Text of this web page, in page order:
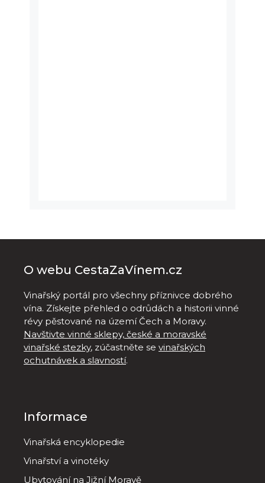
O webu CestaZaVínem.cz
Vinařský portál pro všechny příznivce dobrého
vína. Získejte přehled o odrůdách a historii vinné
révy pěstované na území Čech a Moravy.
Navštivte vinné sklepy, české a moravské
vinařské stezky, zúčastněte se vinařských
ochutnávek a slavností.
Informace
Vinařská encyklopedie
Vinařství a vinotéky
Ubytování na Jižní Moravě